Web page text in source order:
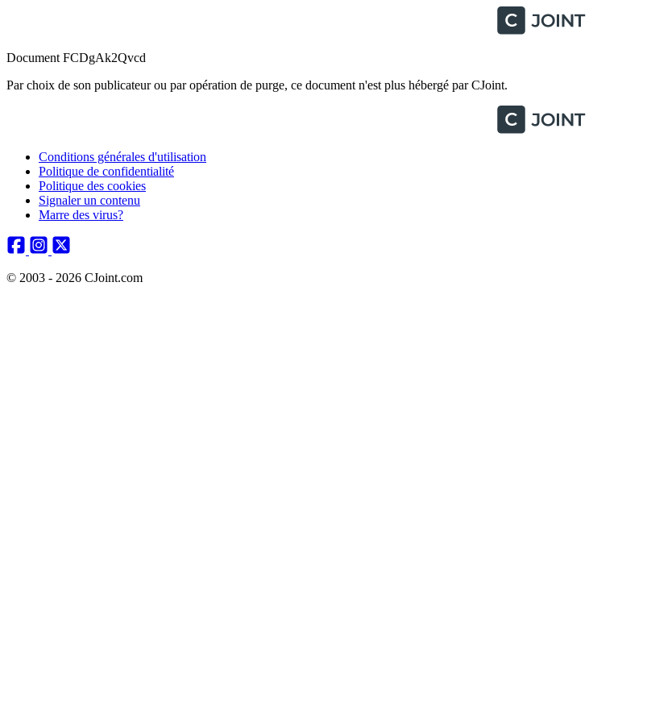
Document FCDgAk2Qvcd
Par choix de son publicateur ou par opération de purge, ce document n'est plus hébergé par CJoint.
Conditions générales d'utilisation
Politique de confidentialité
Politique des cookies
Signaler un contenu
Marre des virus?
© 2003 - 2026 CJoint.com